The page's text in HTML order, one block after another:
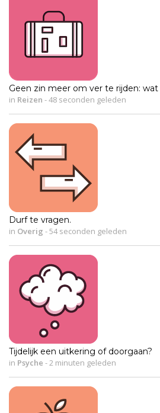
Geen zin meer om ver te rijden: wat
in Reizen -48 seconden geleden
Durf te vragen.
in Overig -54 seconden geleden
Tijdelijk een uitkering of doorgaan?
in Psyche - 2 minuten geleden